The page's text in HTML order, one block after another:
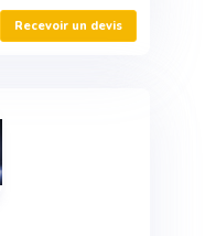
Recevoir un devis